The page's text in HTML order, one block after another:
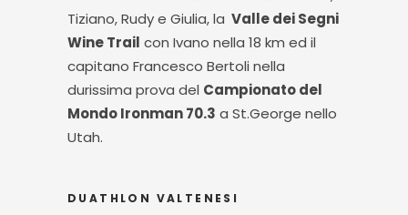
Tiziano, Rudy e Giulia, la Valle dei Segni
Wine Trail con Ivano nella 18 km ed il
capitano Francesco Bertoli nella
durissima prova del Campionato del
Mondo Ironman 70.3 a St.George nello
Utah.
DUATHLON VALTENESI